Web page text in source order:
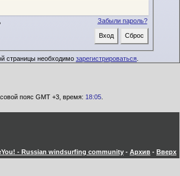
Забыли пароль?
страницы необходимо зарегистрироваться
пояс GMT +3, время: 18:05.
- Russian windsurfing community - Архив - Вверх